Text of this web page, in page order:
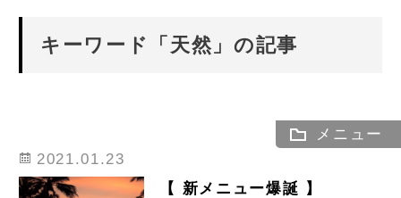
キーワード「天然」の記事
メニュー
2021.01.23
【 新メニュー爆誕 】